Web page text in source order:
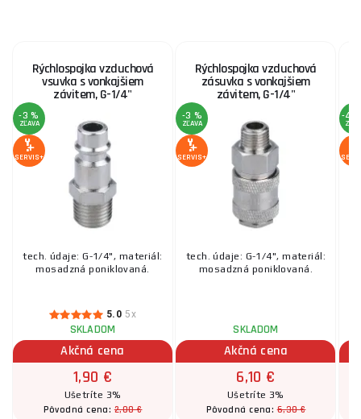
Rýchlospojka vzduchová
vsuvka s vonkajšiem
závitem, G-1/4"
-3 %
ZĽAVA
SERVIS+
tech. údaje: G-1/4", materiál:
mosadzná poniklovaná.
5.0 5x
SKLADOM
Akčná cena
1,90 €
Ušetríte 3%
Pôvodná cena:2,00 €
Rýchlospojka vzduchová
zásuvka s vonkajšiem
závitem, G-1/4"
-3 %
ZĽAVA
SERVIS+
tech. údaje: G-1/4", materiál:
mosadzná poniklovaná.
SKLADOM
Akčná cena
6,10 €
Ušetríte 3%
Pôvodná cena:6,30 €
-43